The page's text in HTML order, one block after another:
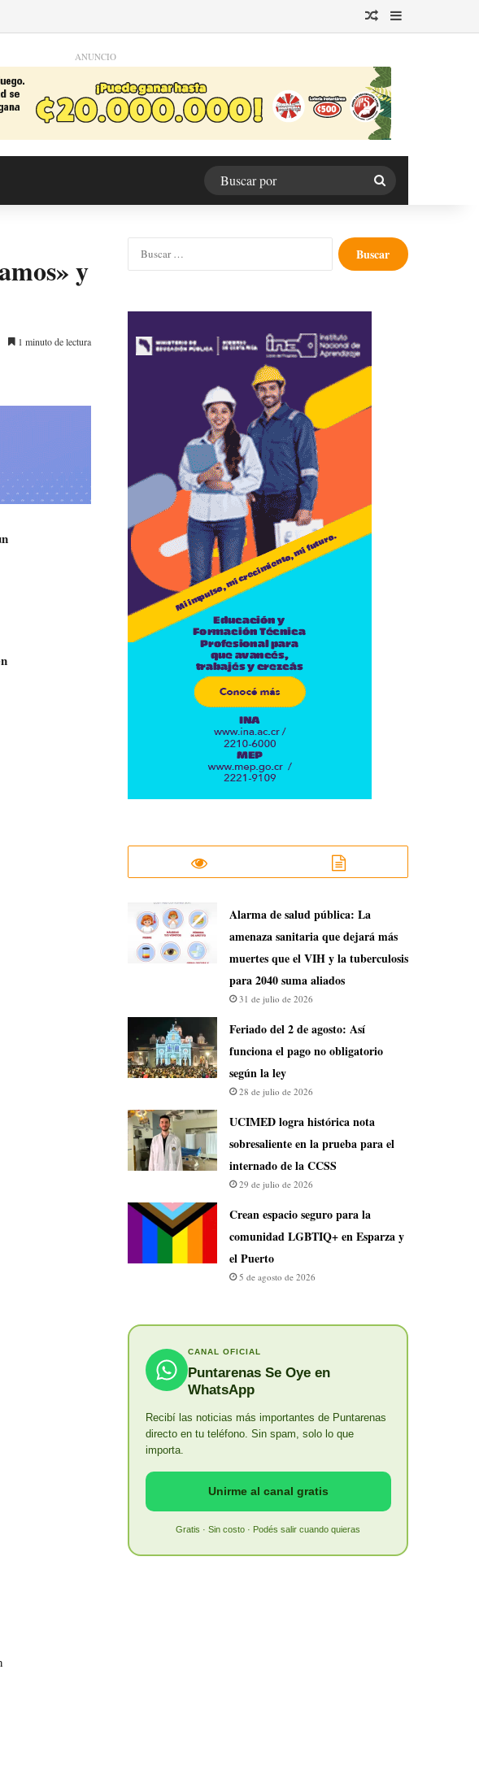
Publicación al azar
Barra lateral
ANUNCIO
Buscar
por
y
1 minuto de lectura
Buscar:
​Alarma de salud pública: La
amenaza sanitaria que dejará más
muertes que el VIH y la tuberculosis
para 2040 suma aliados
31 de julio de 2026
Feriado del 2 de agosto: Así
funciona el pago no obligatorio
según la ley
28 de julio de 2026
UCIMED logra histórica nota
sobresaliente en la prueba para el
internado de la CCSS
29 de julio de 2026
Crean espacio seguro para la
comunidad LGBTIQ+ en Esparza y
el Puerto
5 de agosto de 2026
CANAL OFICIAL
Puntarenas Se Oye en
WhatsApp
Recibí las noticias más importantes de Puntarenas
directo en tu teléfono. Sin spam, solo lo que
importa.
Unirme al canal gratis
Gratis · Sin costo · Podés salir cuando quieras